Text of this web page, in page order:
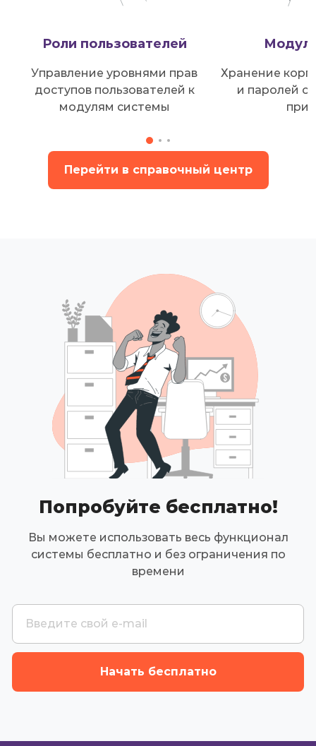
Роли пользователей
Управление уровнями прав
доступов пользователей к
модулям системы
Хранение
и паролей с
Перейти в справочный центр
Попробуйте бесплатно!
Вы можете использовать весь функционал
системы бесплатно и без ограничения по
времени
Начать бесплатно